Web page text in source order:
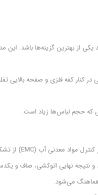
از بالا و آماده‌به‌کار شدن دستگاه تنها در ۳ دقیقه باعث می‌شود زمان
هماهنگ می‌شود.